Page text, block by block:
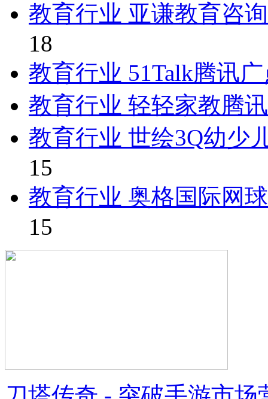
教育行业 亚谦教育咨
18
教育行业 51Talk腾讯
教育行业 轻轻家教腾
教育行业 世绘3Q幼少
15
教育行业 奥格国际网
15